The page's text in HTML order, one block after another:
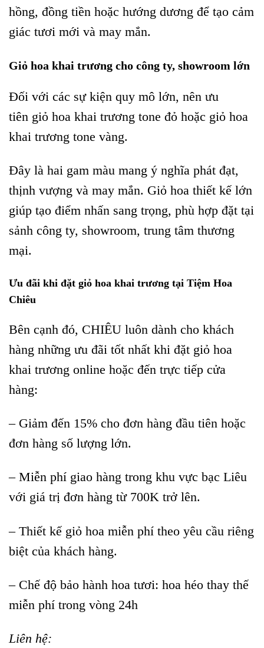
hồng, đồng tiền hoặc hướng dương để tạo cảm
giác tươi mới và may mắn.
Giỏ hoa khai trương cho công ty, showroom lớn
Đối với các sự kiện quy mô lớn, nên ưu
tiên giỏ hoa khai trương tone đỏ hoặc giỏ hoa
khai trương tone vàng.
Đây là hai gam màu mang ý nghĩa phát đạt,
thịnh vượng và may mắn. Giỏ hoa thiết kế lớn
giúp tạo điểm nhấn sang trọng, phù hợp đặt tại
sảnh công ty, showroom, trung tâm thương
mại.
Ưu đãi khi đặt giỏ hoa khai trương tại Tiệm Hoa
Chiêu
Bên cạnh đó, CHIÊU luôn dành cho khách
hàng những ưu đãi tốt nhất khi đặt giỏ hoa
khai trương online hoặc đến trực tiếp cửa
hàng:
– Giảm đến 15% cho đơn hàng đầu tiên hoặc
đơn hàng số lượng lớn.
– Miễn phí giao hàng trong khu vực bạc Liêu
với giá trị đơn hàng từ 700K trở lên.
– Thiết kế giỏ hoa miễn phí theo yêu cầu riêng
biệt của khách hàng.
– Chế độ bảo hành hoa tươi: hoa héo thay thế
miễn phí trong vòng 24h
Liên hệ: